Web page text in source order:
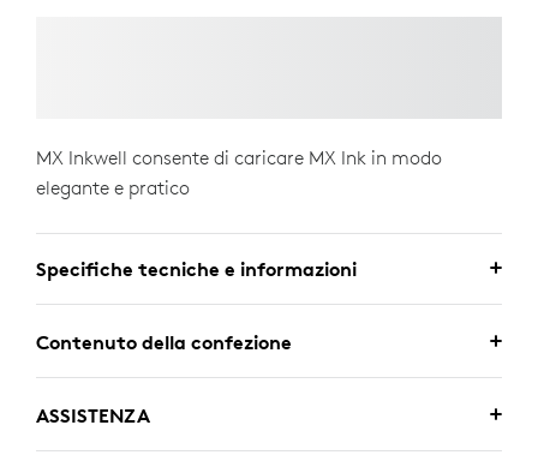
MX Inkwell consente di caricare MX Ink in modo
elegante e pratico
Specifiche tecniche e informazioni
Contenuto della confezione
ASSISTENZA